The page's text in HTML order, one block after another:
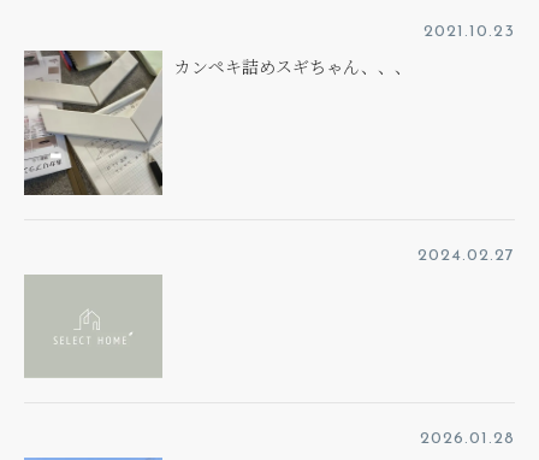
2021.10.23
カンペキ詰めスギちゃん、、、
2024.02.27
2026.01.28